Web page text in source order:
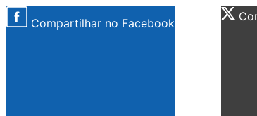
Compartilhar no Facebook